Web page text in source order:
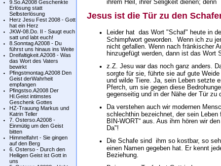
9.So.A2008 Geschenkte
Erlösung statt
Selbsterlösung
Herz Jesu Fest 2008 - Gott
hat ein Herz
JKW-08.Do. II - Saugt euch
satt und labt euch!
8.Sonntag A2008 - Du
führst uns hinaus ins Weite
Dreifaltigkeit.A2008 - Was
das Wort des Vaters
bewirkt
Pfingstmontag.A2008 Den
Geist derWahrheit
empfangen
Pfingstso.A2008 Der
Hl.Geist intimstes
Geschenk Gottes
HZ-Trauung Markus und
Katrin Teller
7. Osterso.A2008 -
Einmütig um den Geist
bitten
Himmelfahrt - Sie gingen
auf den Berg
6. Osterso - Durch den
Heiligen Geist ist Gott in
uns
ihrem Heil, ihrer Seligkeit dienen; denn
Jesus ist die Tür zu den
Leider hat das Wort "Schaf" heute in
Schimpfwort geworden. Wenn ich zu
nicht gefallen. Wenn nach fränkischer
hinzugefügt werden, dann ist das Wort
z.Z. Jesu war das noch ganz anders.
sorgte für sie, führte sie auf gute
und wilde Tiere. Ja, sein Leben setzte
Pferch, um sie gegen diese
gegenseitig und in der Nähe der Tür
Da verstehen auch wir modernen
schlechthin bezeichnet, der sein
BIN-WORT“ aus. Aus ihm hören wir
Da"!
Die Schafe sind ihm so kostbar, so
einen Namen gegeben hat. Er kennt
Beziehung.